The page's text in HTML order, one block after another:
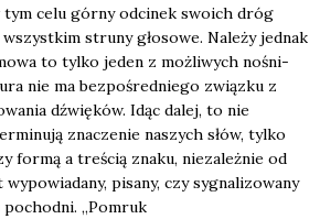
celu gór­ny odci­nek swo­ich dróg
stru­ny gło­so­we. Nale­ży jed­nak
to tyl­ko jeden z moż­li­wych nośni­
nie ma bez­po­śred­nie­go związ­ku z
dźwię­ków. Idąc dalej, to nie
zna­cze­nie naszych słów, tyl­ko
for­mą a tre­ścią zna­ku, nie­za­leż­nie od
pisa­ny, czy sygna­li­zo­wa­ny
„Pomruk